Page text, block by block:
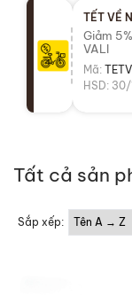
TẾT VỀ
Giảm
VALI
Mã:
HSD:
Tất cả sản
Sắp xếp: